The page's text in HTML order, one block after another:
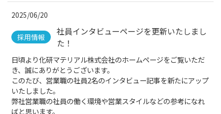
2025/06/20
採用情報
社員インタビューページを更新いたしまし
た！
日頃より化研マテリアル株式会社のホームページをご覧いただ
き、誠にありがとうございます。
このたび、営業職の社員2名のインタビュー記事を新たにアップ
いたしました。
弊社営業職の社員の働く環境や営業スタイルなどの参考になれ
ばと思います。